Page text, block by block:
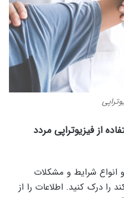
از فیزیوتراپی مردد
انواع شرایط و مشکلات
را درک کنید. اطلاعات را از